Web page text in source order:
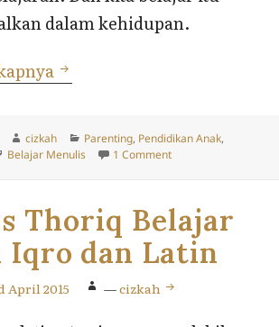
dalam kehidupan.
Proses Thoriq Belajar
Author
cizkah Categories
Parenting, Pendidikan Anak,
Tags
Belajar Menulis 1 Commenton Proses Thoriq
Thoriq Belajar
Iqro dan Latin
April 2015 —cizkah